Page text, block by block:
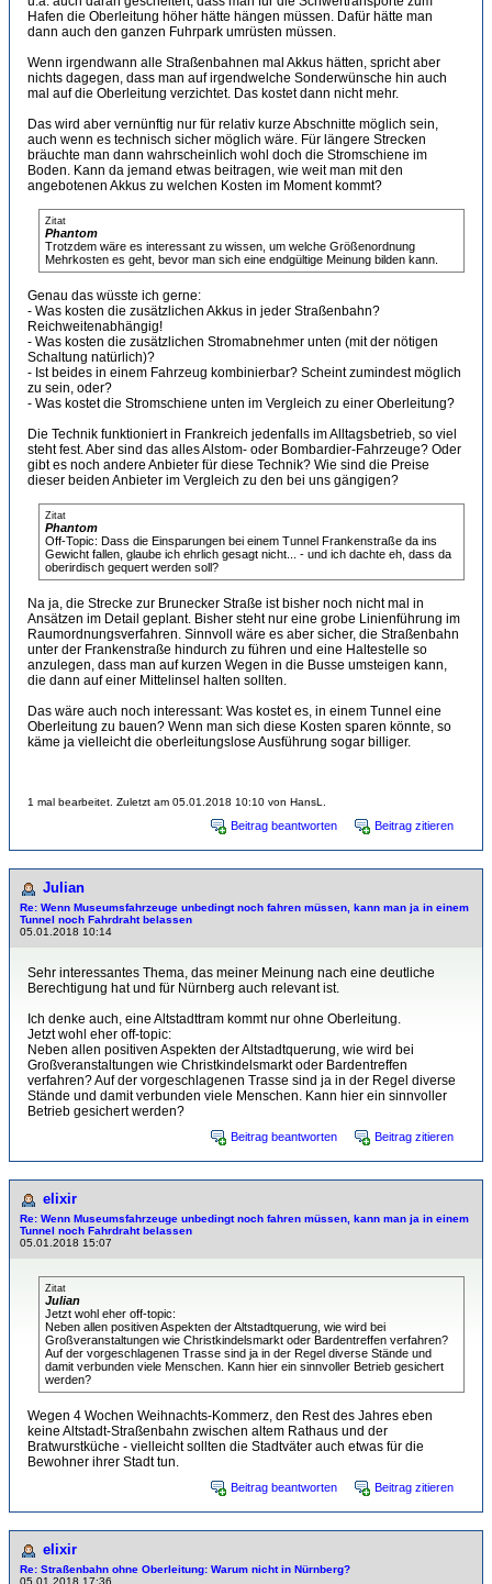
Hafen die Oberleitung höher hätte hängen müssen. Dafür hätte man
dann auch den ganzen Fuhrpark umrüsten müssen.
Wenn irgendwann alle Straßenbahnen mal Akkus hätten, spricht aber
nichts dagegen, dass man auf irgendwelche Sonderwünsche hin auch
mal auf die Oberleitung verzichtet. Das kostet dann nicht mehr.
Das wird aber vernünftig nur für relativ kurze Abschnitte möglich sein,
auch wenn es technisch sicher möglich wäre. Für längere Strecken
bräuchte man dann wahrscheinlich wohl doch die Stromschiene im
Boden. Kann da jemand etwas beitragen, wie weit man mit den
angebotenen Akkus zu welchen Kosten im Moment kommt?
Zitat
Phantom
Trotzdem wäre es interessant zu wissen, um welche Größenordnung
Mehrkosten es geht, bevor man sich eine endgültige Meinung bilden kann.
Genau das wüsste ich gerne:
- Was kosten die zusätzlichen Akkus in jeder Straßenbahn?
Reichweitenabhängig!
- Was kosten die zusätzlichen Stromabnehmer unten (mit der nötigen
Schaltung natürlich)?
- Ist beides in einem Fahrzeug kombinierbar? Scheint zumindest möglich
zu sein, oder?
- Was kostet die Stromschiene unten im Vergleich zu einer Oberleitung?
Die Technik funktioniert in Frankreich jedenfalls im Alltagsbetrieb, so viel
steht fest. Aber sind das alles Alstom- oder Bombardier-Fahrzeuge? Oder
gibt es noch andere Anbieter für diese Technik? Wie sind die Preise
dieser beiden Anbieter im Vergleich zu den bei uns gängigen?
Zitat
Phantom
Off-Topic: Dass die Einsparungen bei einem Tunnel Frankenstraße da ins
Gewicht fallen, glaube ich ehrlich gesagt nicht... - und ich dachte eh, dass da
oberirdisch gequert werden soll?
Na ja, die Strecke zur Brunecker Straße ist bisher noch nicht mal in
Ansätzen im Detail geplant. Bisher steht nur eine grobe Linienführung im
Raumordnungsverfahren. Sinnvoll wäre es aber sicher, die Straßenbahn
unter der Frankenstraße hindurch zu führen und eine Haltestelle so
anzulegen, dass man auf kurzen Wegen in die Busse umsteigen kann,
die dann auf einer Mittelinsel halten sollten.
Das wäre auch noch interessant: Was kostet es, in einem Tunnel eine
Oberleitung zu bauen? Wenn man sich diese Kosten sparen könnte, so
käme ja vielleicht die oberleitungslose Ausführung sogar billiger.
1 mal bearbeitet. Zuletzt am 05.01.2018 10:10 von HansL.
Beitrag beantworten Beitrag zitieren
Julian
Re: Wenn Museumsfahrzeuge unbedingt noch fahren müssen, kann man ja in einem
Tunnel noch Fahrdraht belassen
05.01.2018 10:14
Sehr interessantes Thema, das meiner Meinung nach eine deutliche
Berechtigung hat und für Nürnberg auch relevant ist.
Ich denke auch, eine Altstadttram kommt nur ohne Oberleitung.
Jetzt wohl eher off-topic:
Neben allen positiven Aspekten der Altstadtquerung, wie wird bei
Großveranstaltungen wie Christkindelsmarkt oder Bardentreffen
verfahren? Auf der vorgeschlagenen Trasse sind ja in der Regel diverse
Stände und damit verbunden viele Menschen. Kann hier ein sinnvoller
Betrieb gesichert werden?
Beitrag beantworten Beitrag zitieren
elixir
Re: Wenn Museumsfahrzeuge unbedingt noch fahren müssen, kann man ja in einem
Tunnel noch Fahrdraht belassen
05.01.2018 15:07
Zitat
Julian
Jetzt wohl eher off-topic:
Neben allen positiven Aspekten der Altstadtquerung, wie wird bei
Großveranstaltungen wie Christkindelsmarkt oder Bardentreffen verfahren?
Auf der vorgeschlagenen Trasse sind ja in der Regel diverse Stände und
damit verbunden viele Menschen. Kann hier ein sinnvoller Betrieb gesichert
werden?
Wegen 4 Wochen Weihnachts-Kommerz, den Rest des Jahres eben
keine Altstadt-Straßenbahn zwischen altem Rathaus und der
Bratwurstküche - vielleicht sollten die Stadtväter auch etwas für die
Bewohner ihrer Stadt tun.
Beitrag beantworten Beitrag zitieren
elixir
Re: Straßenbahn ohne Oberleitung: Warum nicht in Nürnberg?
05.01.2018 17:36